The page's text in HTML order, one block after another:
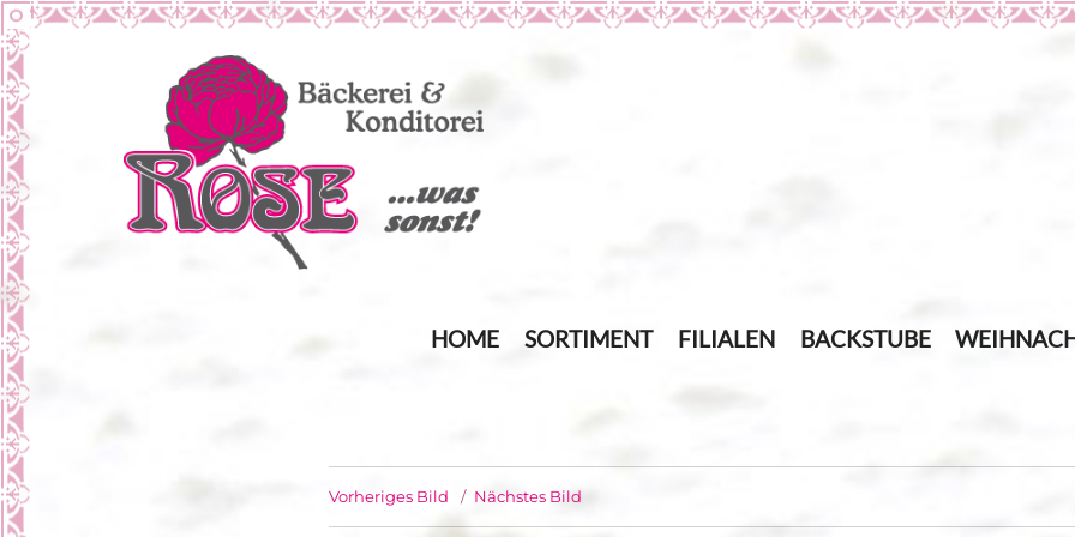
HOME SORTIMENT FILIALEN BACKSTUBE
Vorheriges Bild Nächstes Bild